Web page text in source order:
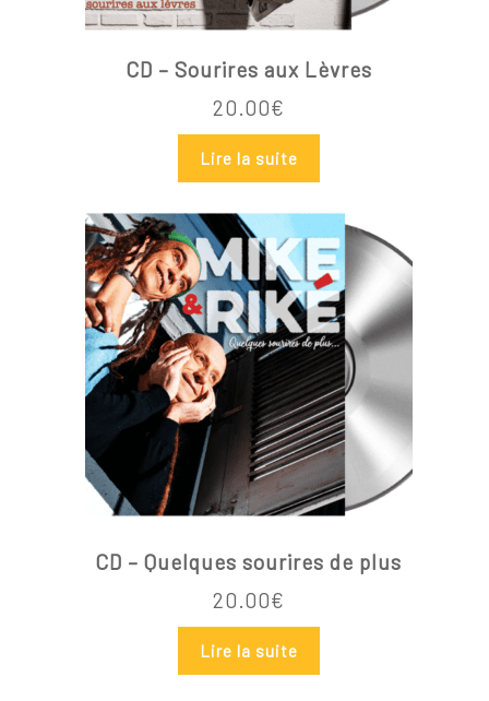
Votre panier est vide.
Go To Shop
CD – Sourires aux Lèvres
20.00€
Lire la suite
CD – Quelques sourires de plus
20.00€
Lire la suite